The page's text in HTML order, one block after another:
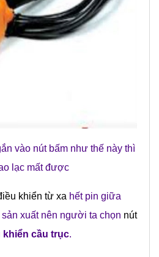
vào nút bấm như thế này thì
lạc mất được
khiển từ xa hết pin giữa
xuất nên người ta chọn nút
khiển cầu trục.